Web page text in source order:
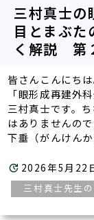
三村真士
目とまぶた
く解説 第
皆さんこんにち
「眼形成再建外
三村真士です。
はありませんの
下垂（がんけん
2026年5月22
三村真士先生